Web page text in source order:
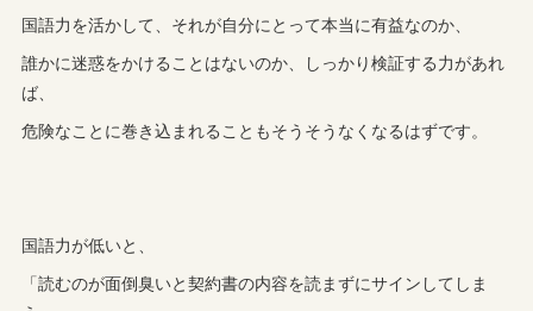
国語力を活かして、それが自分にとって本当に有益なのか、
誰かに迷惑をかけることはないのか、しっかり検証する力があれ
ば、
危険なことに巻き込まれることもそうそうなくなるはずです。
国語力が低いと、
「読むのが面倒臭いと契約書の内容を読まずにサインしてしま